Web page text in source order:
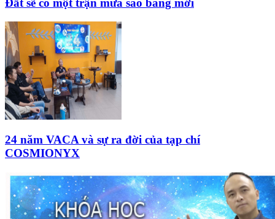
Đất sẽ có một trận mưa sao băng mới
24 năm VACA và sự ra đời của tạp chí
COSMIONYX